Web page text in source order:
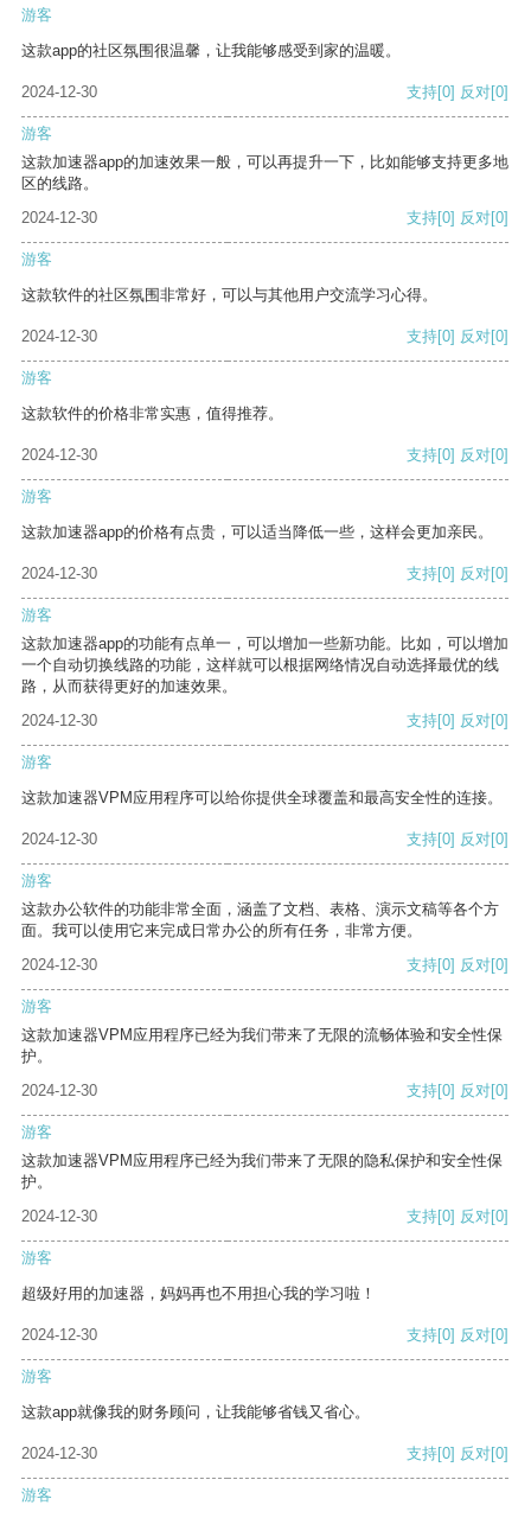
游客
这款app的社区氛围很温馨，让我能够感受到家的温暖。
2024-12-30 支持[0] 反对[0]
游客
这款加速器app的加速效果一般，可以再提升一下，比如能够支持更多地
区的线路。
2024-12-30
支持[0] 反对[0]
游客
这款软件的社区氛围非常好，可以与其他用户交流学习心得。
2024-12-30 支持[0] 反对[0]
游客
这款软件的价格非常实惠，值得推荐。
2024-12-30 支持[0] 反对[0]
游客
这款加速器app的价格有点贵，可以适当降低一些，这样会更加亲民。
2024-12-30 支持[0] 反对[0]
游客
这款加速器app的功能有点单一，可以增加一些新功能。比如，可以增加
一个自动切换线路的功能，这样就可以根据网络情况自动选择最优的线
路，从而获得更好的加速效果。
2024-12-30
支持[0] 反对[0]
游客
这款加速器VPM应用程序可以给你提供全球覆盖和最高安全性的连接。
2024-12-30 支持[0] 反对[0]
游客
这款办公软件的功能非常全面，涵盖了文档、表格、演示文稿等各个方
面。我可以使用它来完成日常办公的所有任务，非常方便。
2024-12-30
支持[0] 反对[0]
游客
这款加速器VPM应用程序已经为我们带来了无限的流畅体验和安全性保
护。
2024-12-30
支持[0] 反对[0]
游客
这款加速器VPM应用程序已经为我们带来了无限的隐私保护和安全性保
护。
2024-12-30
支持[0] 反对[0]
游客
超级好用的加速器，妈妈再也不用担心我的学习啦！
2024-12-30 支持[0] 反对[0]
游客
这款app就像我的财务顾问，让我能够省钱又省心。
2024-12-30 支持[0] 反对[0]
游客